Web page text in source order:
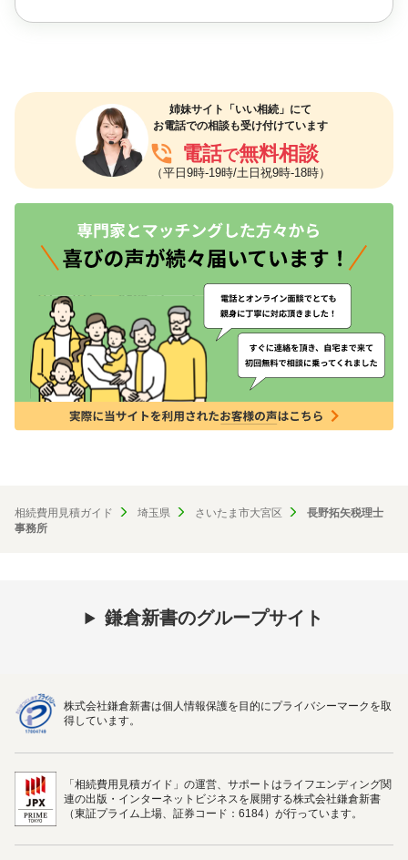
姉妹サイト「いい相続」にて
お電話での相談も受け付けています
phone_in_talk 電話で無料相談
（平日9時-19時/土日祝9時-18時）
相続費用見積ガイド 埼玉県 さいたま市大宮区
長野拓矢税理士
事務所
鎌倉新書のグループサイト
株式会社鎌倉新書は個人情報保護を目的にプライバシーマークを取
得しています。
「相続費用見積ガイド」の運営、サポートはライフエンディング関
連の出版・インターネットビジネスを展開する株式会社鎌倉新書
（東証プライム上場、証券コード：6184）が行っています。